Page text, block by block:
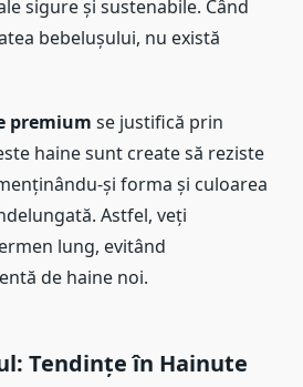
sigure și sustenabile. Când
bebelușului, nu există
premium se justifică prin
haine sunt create să reziste
și forma și culoarea
Astfel, veți
lung, evitând
de haine noi.
Tendințe în Hainute